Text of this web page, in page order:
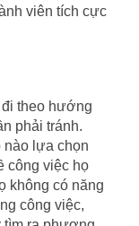
viên tích cực
theo hướng
phải tránh.
nào lựa chọn
công việc họ
không có năng
công việc,